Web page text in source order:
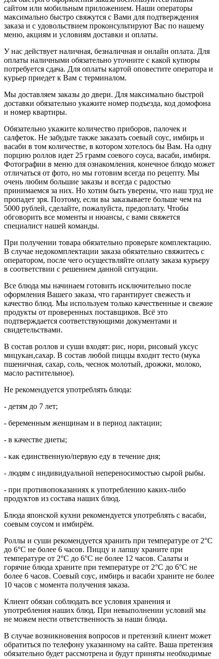
сайтом или мобильным приложением. Наши операторы
максимально быстро свяжутся с Вами для подтверждения
заказа и с удовольствием проконсультируют Вас по нашему
меню, акциям и условиям доставки и оплаты.
У нас действует наличная, безналичная и онлайн оплата. Для
оплаты наличными обязательно уточните с какой купюры
потребуется сдача. Для оплаты картой оповестите оператора и
курьер приедет к Вам с терминалом.
Мы доставляем заказы до двери. Для максимально быстрой
доставки обязательно укажите номер подъезда, код домофона
и номер квартиры.
Обязательно укажите количество приборов, палочек и
салфеток. Не забудьте также заказать соевый соус, имбирь и
васаби в том количестве, в котором хотелось бы Вам. На одну
порцию роллов идет 25 грамм соевого соуса, васаби, имбиря.
Фотографии в меню для ознакомления, конечное блюдо может
отличаться от фото, но мы готовим всегда по рецепту. Мы
очень любим большие заказы и всегда с радостью
принимаемся за них. Но хотим быть уверены, что наш труд не
пропадет зря. Поэтому, если вы заказываете больше чем на
5000 рублей, сделайте, пожалуйста, предоплату. Чтобы
обговорить все моменты и нюансы, с вами свяжется
специалист нашей команды.
При получении товара обязательно проверьте комплектацию.
В случае недокомплектации заказа обязательно свяжитесь с
оператором, после чего осуществляйте оплату заказа курьеру
в соответствии с решением данной ситуации.
Все блюда мы начинаем готовить исключительно после
оформления Вашего заказа, что гарантирует свежесть и
качество блюд. Мы используем только качественные и свежие
продукты от проверенных поставщиков. Всё это
подтверждается соответствующими документами и
свидетельствами.
В состав роллов и суши входят: рис, нори, рисовый уксус
мицукан,сахар. В состав любой пиццы входит тесто (мука
пшеничная, сахар, соль, чеснок молотый, дрожжи, молоко,
масло растительное).
Не рекомендуется употреблять блюда:
- детям до 7 лет;
- беременным женщинам и в период лактации;
- в качестве диеты;
- как единственную/первую еду в течение дня;
- людям с индивидуальной непереносимостью сырой рыбы.
- при противопоказаниях к употреблению каких-либо
продуктов из состава наших блюд.
Блюда японской кухни рекомендуется употреблять с васаби,
соевым соусом и имбирём.
Роллы и суши рекомендуется хранить при температуре от 2°С
до 6°С не более 6 часов. Пиццу и лапшу храните при
температуре от 2°С до 6°С не более 12 часов. Салаты и
горячие блюда храните при температуре от 2°С до 6°С не
более 6 часов. Соевый соус, имбирь и васаби храните не более
10 часов с момента получения заказа.
Клиент обязан соблюдать все условия хранения и
употребления наших блюд. При невыполнении условий мы
не можем нести ответственность за наши блюда.
В случае возникновения вопросов и претензий клиент может
обратиться по телефону указанному на сайте. Ваша претензия
обязательно будет рассмотрена и будут приняты необходимые